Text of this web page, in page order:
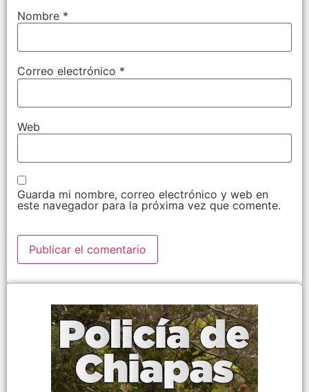
Nombre *
Correo electrónico *
Web
Guarda mi nombre, correo electrónico y web en
este navegador para la próxima vez que comente.